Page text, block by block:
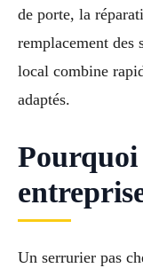
de porte, la
remplacement des
local combine
adaptés.
Un serrurier pas